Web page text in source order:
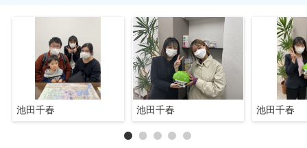
池田千春 池田千春 池田千春